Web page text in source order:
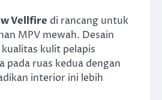
Vellfire di rancang untuk
MPV mewah. Desain
kulit pelapis
pada ruas kedua dengan
interior ini lebih